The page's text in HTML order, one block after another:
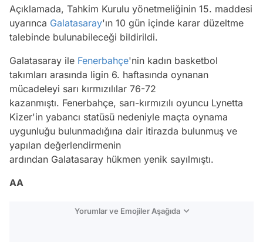
Açıklamada, Tahkim Kurulu yönetmeliğinin 15. maddesi
uyarınca Galatasaray'ın 10 gün içinde karar düzeltme
talebinde bulunabileceği bildirildi.
Galatasaray ile Fenerbahçe'nin kadın basketbol
takımları arasında ligin 6. haftasında oynanan
mücadeleyi sarı kırmızılılar 76-72
kazanmıştı. Fenerbahçe, sarı-kırmızılı oyuncu Lynetta
Kizer'in yabancı statüsü nedeniyle maçta oynama
uygunluğu bulunmadığına dair itirazda bulunmuş ve
yapılan değerlendirmenin
ardından Galatasaray hükmen yenik sayılmıştı.
AA
Yorumlar ve Emojiler Aşağıda